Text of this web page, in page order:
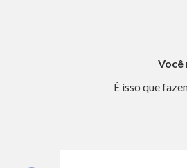
Você
É isso que